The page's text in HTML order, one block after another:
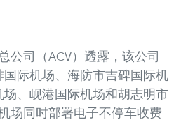
公司（ACV）透露，该公司
国际机场、海防市吉碑国际机
、岘港国际机场和胡志明市
场同时部署电子不停车收费